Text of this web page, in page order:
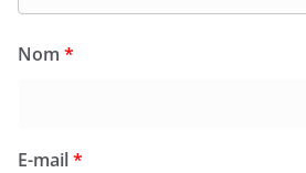
Nom *
E-mail*